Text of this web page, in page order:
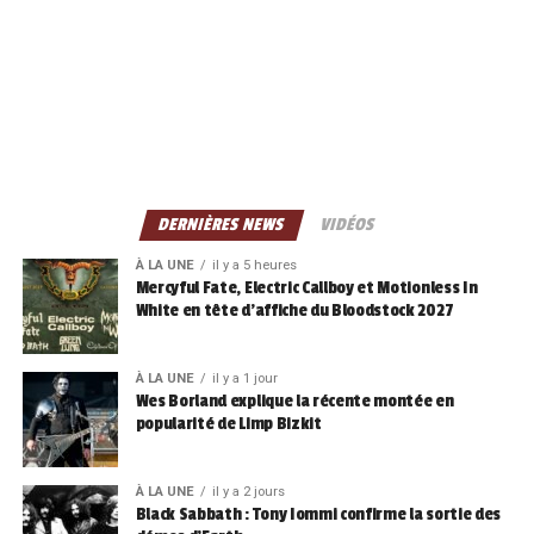
DERNIÈRES NEWS VIDÉOS
À LA UNE il y a 5 heures
Mercyful Fate, Electric Callboy et Motionless In
White en tête d’affiche du Bloodstock 2027
À LA UNE il y a 1 jour
Wes Borland explique la récente montée en
popularité de Limp Bizkit
À LA UNE il y a 2 jours
Black Sabbath : Tony Iommi confirme la sortie des